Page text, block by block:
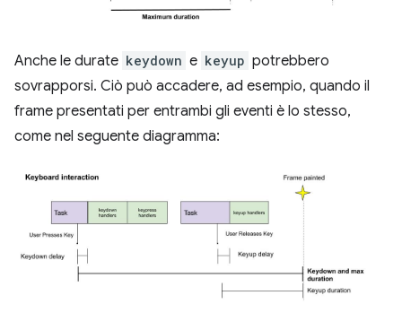
Anche le durate keydown e keyup potrebbero
sovrapporsi. Ciò può accadere, ad esempio, quando il
frame presentati per entrambi gli eventi è lo stesso,
come nel seguente diagramma: